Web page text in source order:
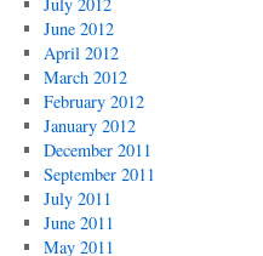
June 2012
April 2012
March 2012
February 2012
January 2012
December 2011
September 2011
July 2011
June 2011
May 2011